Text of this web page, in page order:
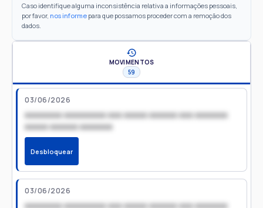
Caso identifique alguma inconsistência relativa a informações pessoais,
por favor, nos informe para que possamos proceder com a remoção dos
dados.
MOVIMENTOS
59
03/06/2026
xxxxxxxx xxxxxxxxx xxx xxxxx xxxxxx xxx xxxxxxx
xxxxx xxxxxx xxxxxxx
Desbloquear
03/06/2026
xxxxxxxx xxxxxxxxx xxx xxxxx xxxxxx xxx xxxxxxx